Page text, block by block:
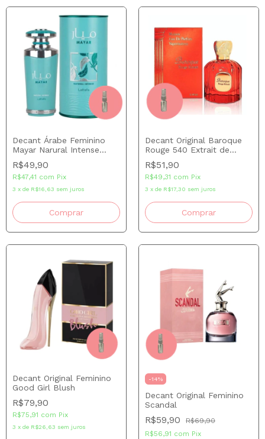
Decant Árabe Feminino
Mayar Narural Intense
Lataffa
R$49,90
R$47,41 com Pix
3 x de R$16,63 sem juros
Comprar
Decant Original Baroque
Rouge 540 Extrait de
Parfum (Baccarat Extrait)
R$51,90
R$49,31 com Pix
3 x de R$17,30 sem juros
Comprar
Decant Original Feminino
Good Girl Blush
R$79,90
R$75,91 com Pix
3 x de R$26,63 sem juros
-14%
Decant Original Feminino
Scandal
R$59,90
R$69,90
R$56,91 com Pix